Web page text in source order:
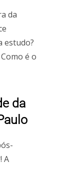
da
estudo?
é o
da
A